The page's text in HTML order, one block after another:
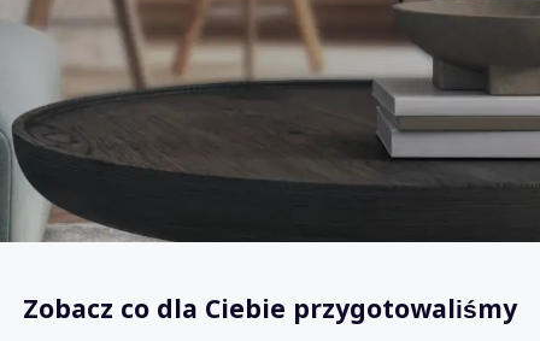
Zobacz co dla Ciebie przygotowaliśmy